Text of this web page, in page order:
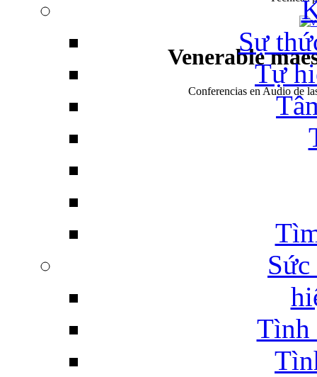
Venerable
Conferencias en Audio de
Sự
Tự
Tình